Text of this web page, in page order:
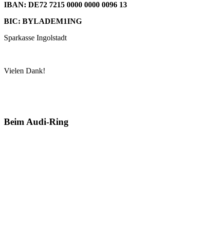
IBAN: DE72 7215 0000 0000 0096 13
BIC: BYLADEM1ING
Sparkasse Ingolstadt
Vielen Dank!
Beim Audi-Ring